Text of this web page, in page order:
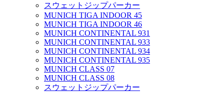
スウェットジップパーカー
MUNICH TIGA INDOOR 45
MUNICH TIGA INDOOR 46
MUNICH CONTINENTAL 931
MUNICH CONTINENTAL 933
MUNICH CONTINENTAL 934
MUNICH CONTINENTAL 935
MUNICH CLASS 07
MUNICH CLASS 08
スウェットジップパーカー